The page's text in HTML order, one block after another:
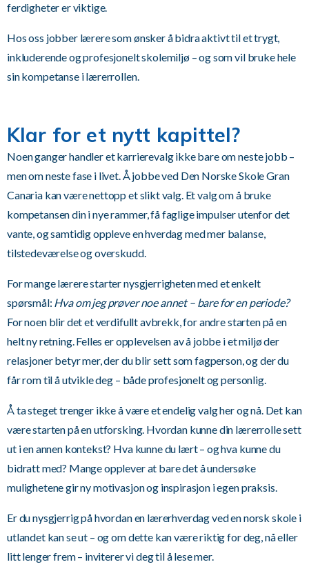
ferdigheter er viktige.
Hos oss jobber lærere som ønsker å bidra aktivt til et trygt,
inkluderende og profesjonelt skolemiljø – og som vil bruke hele
sin kompetanse i lærerrollen.
Klar for et nytt kapittel?
Noen ganger handler et karrierevalg ikke bare om neste jobb –
men om neste fase i livet. Å jobbe ved Den Norske Skole Gran
Canaria kan være nettopp et slikt valg. Et valg om å bruke
kompetansen din i nye rammer, få faglige impulser utenfor det
vante, og samtidig oppleve en hverdag med mer balanse,
tilstedeværelse og overskudd.
For mange lærere starter nysgjerrigheten med et enkelt
spørsmål: Hva om jeg prøver noe annet – bare for en periode?
For noen blir det et verdifullt avbrekk, for andre starten på en
helt ny retning. Felles er opplevelsen av å jobbe i et miljø der
relasjoner betyr mer, der du blir sett som fagperson, og der du
får rom til å utvikle deg – både profesjonelt og personlig.
Å ta steget trenger ikke å være et endelig valg her og nå. Det kan
være starten på en utforsking. Hvordan kunne din lærerrolle sett
ut i en annen kontekst? Hva kunne du lært – og hva kunne du
bidratt med? Mange opplever at bare det å undersøke
mulighetene gir ny motivasjon og inspirasjon i egen praksis.
Er du nysgjerrig på hvordan en lærerhverdag ved en norsk skole i
utlandet kan se ut – og om dette kan være riktig for deg, nå eller
litt lenger frem – inviterer vi deg til å lese mer.